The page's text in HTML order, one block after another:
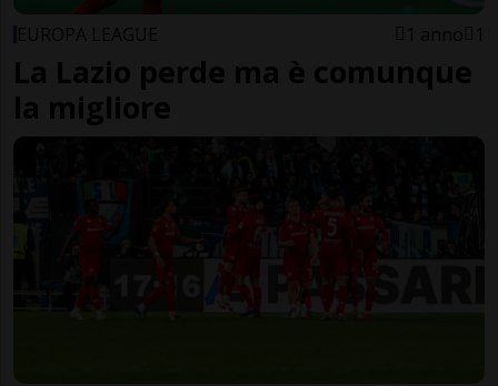
EUROPA LEAGUE 1 anno 1
La Lazio perde ma è comunque
la migliore